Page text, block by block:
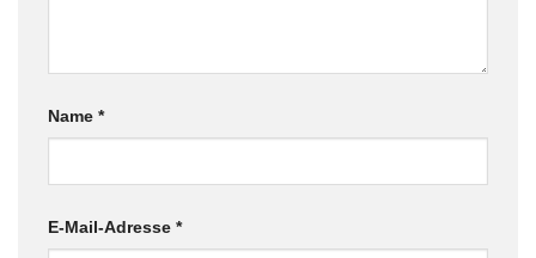
Name *
E-Mail-Adresse *